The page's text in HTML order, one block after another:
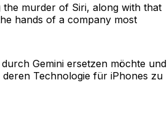
murder of Siri, along with that
hands of a company most
Gemini ersetzen möchte und
Technologie für iPhones zu